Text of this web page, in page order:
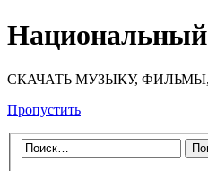
Национальный
СКАЧАТЬ МУЗЫКУ,
Пропустить